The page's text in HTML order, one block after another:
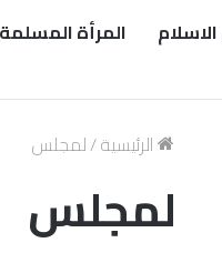
المرأة المسلمة
الرئيسية/لمجلس
لمجلس